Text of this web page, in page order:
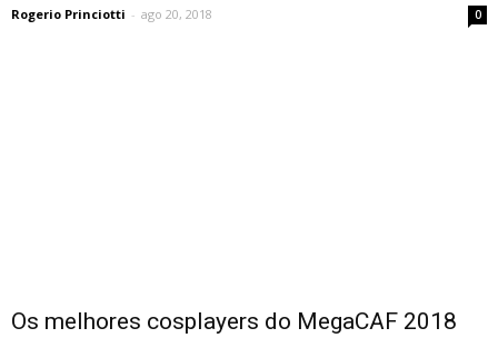
Rogerio Princiotti - ago 20, 2018 0
Os melhores cosplayers do MegaCAF 2018